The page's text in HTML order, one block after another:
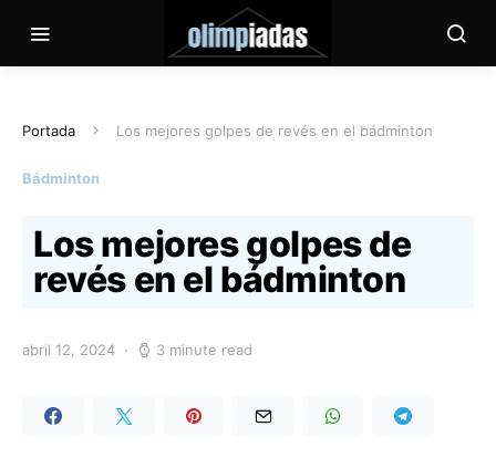
Portada Los mejores golpes de revés en el bádminton
Bádminton
Los mejores golpes de
revés en el bádminton
abril 12, 2024 3 minute read